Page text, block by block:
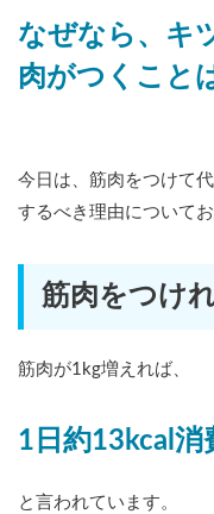
なぜなら、キ
肉がつくこと
今日は、筋肉をつけて
するべき理由について
筋肉をつけ
筋肉が1kg増えれば、
1日約13kcal消
と言われています。